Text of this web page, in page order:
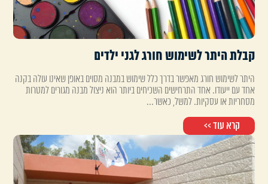
קבלת היתר לשימוש חורג לגני ילדים
היתר לשימוש חורג מאפשר בדרך כלל שימוש במבנה מסוים באופן שאינו עולה בקנה
אחד עם ייעודו. אחד התרחישים השכיחים ביותר הוא ניצול מבנה מגורים למטרות
מסחריות או עסקיות. למשל, כאשר...
קרא עוד >>